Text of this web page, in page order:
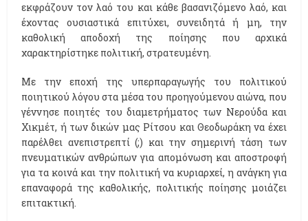
εκφράζουν τον λαό του και κάθε βασανιζόμενο λαό, και
έχοντας ουσιαστικά επιτύχει, συνειδητά ή μη, την
καθολική αποδοχή της ποίησης που αρχικά
χαρακτηρίστηκε πολιτική, στρατευμένη.
Με την εποχή της υπερπαραγωγής του πολιτικού
ποιητικού λόγου στα μέσα του προηγούμενου αιώνα, που
γέννησε ποιητές του διαμετρήματος των Νερούδα και
Χικμέτ, ή των δικών μας Ρίτσου και Θεοδωράκη να έχει
παρέλθει ανεπιστρεπτί (;) και την σημερινή τάση των
πνευματικών ανθρώπων για απομόνωση και αποστροφή
για τα κοινά και την πολιτική να κυριαρχεί, η ανάγκη για
επαναφορά της καθολικής, πολιτικής ποίησης μοιάζει
επιτακτική.